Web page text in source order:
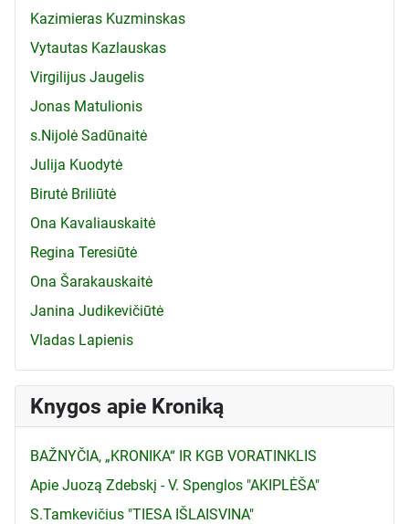
Kazimieras Kuzminskas
Vytautas Kazlauskas
Virgilijus Jaugelis
Jonas Matulionis
s.Nijolė Sadūnaitė
Julija Kuodytė
Birutė Briliūtė
Ona Kavaliauskaitė
Regina Teresiūtė
Ona Šarakauskaitė
Janina Judikevičiūtė
Vladas Lapienis
Knygos apie Kroniką
BAŽNYČIA, „KRONIKA“ IR KGB VORATINKLIS
Apie Juozą Zdebskį - V. Spenglos "AKIPLĖŠA"
S.Tamkevičius "TIESA IŠLAISVINA"